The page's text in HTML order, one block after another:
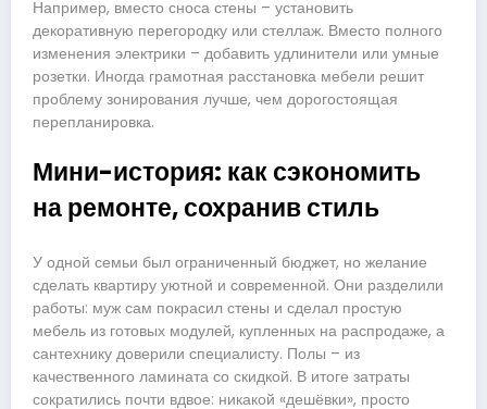
Например, вместо сноса стены – установить
декоративную перегородку или стеллаж. Вместо полного
изменения электрики – добавить удлинители или умные
розетки. Иногда грамотная расстановка мебели решит
проблему зонирования лучше, чем дорогостоящая
перепланировка.
Мини-история: как сэкономить
на ремонте, сохранив стиль
У одной семьи был ограниченный бюджет, но желание
сделать квартиру уютной и современной. Они разделили
работы: муж сам покрасил стены и сделал простую
мебель из готовых модулей, купленных на распродаже, а
сантехнику доверили специалисту. Полы – из
качественного ламината со скидкой. В итоге затраты
сократились почти вдвое: никакой «дешёвки», просто